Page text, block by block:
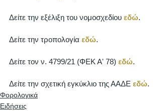
Δείτε την εξέλιξη του νομοσχεδίου εδώ.
Δείτε την τροπολογία εδώ.
Δείτε τον ν. 4799/21 (ΦΕΚ Α' 78) εδώ.
Δείτε την σχετική εγκύκλιο της ΑΑΔΕ εδώ.
Φορολογικά
Ειδήσεις